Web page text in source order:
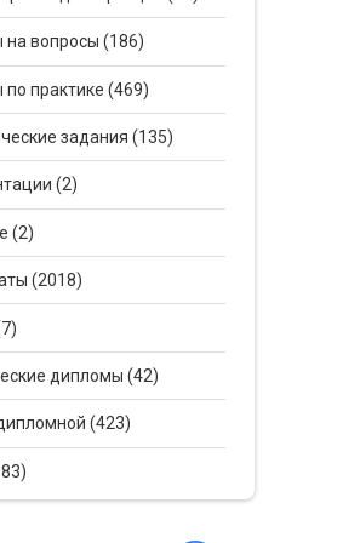
на вопросы (186)
по практике (469)
задания (135)
(2)
(2)
(2018)
дипломы (42)
(423)